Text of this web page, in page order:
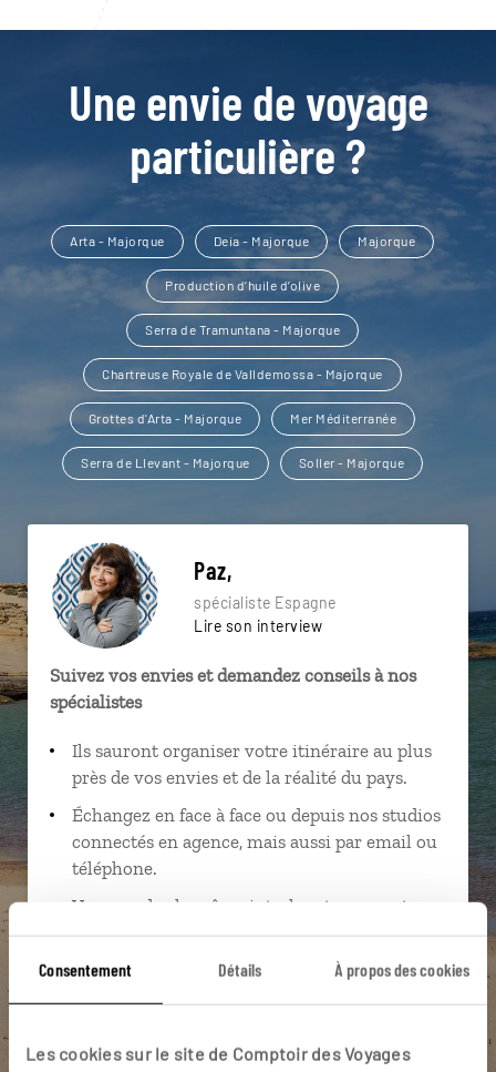
Consentement Détails À propos des cookies
Les cookies sur le site de Comptoir des Voyages
Une envie de voyage
particulière ?
Arta - Majorque Deia - Majorque Majorque
Production d’huile d’olive
Serra de Tramuntana - Majorque
Chartreuse Royale de Valldemossa - Majorque
Grottes d'Arta - Majorque Mer Méditerranée
Serra de Llevant - Majorque Soller - Majorque
Paz,
spécialiste Espagne
Lire son interview
Suivez vos envies et demandez conseils à nos
spécialistes
Ils sauront organiser votre itinéraire au plus
près de vos envies et de la réalité du pays.
Échangez en face à face ou depuis nos studios
connectés en agence, mais aussi par email ou
téléphone.
Vous gardez le même interlocuteur avant,
pendant et après votre voyage.
DEMANDER UN DEVIS